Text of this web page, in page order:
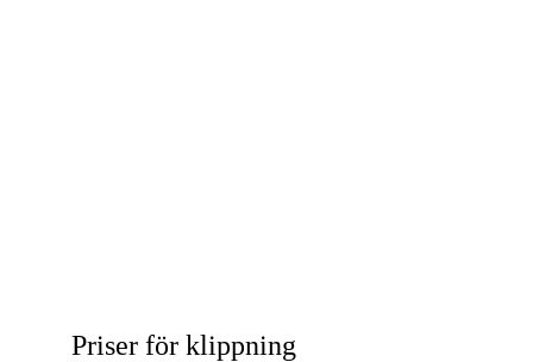
Priser för klippning